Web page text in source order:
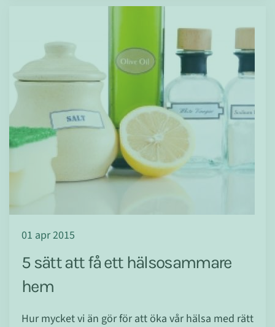
01 apr 2015
5 sätt att få ett hälsosammare
hem
Hur mycket vi än gör för att öka vår hälsa med rätt